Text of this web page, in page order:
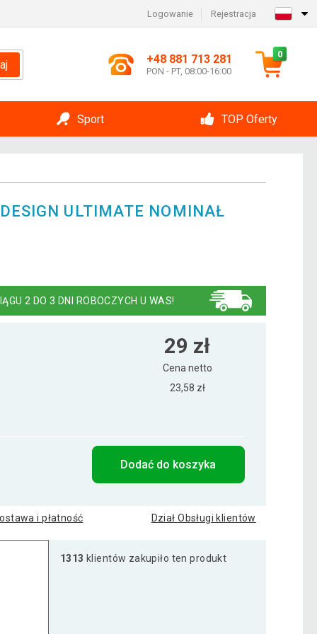
Logowanie Rejestracja
+48 881 713 281
PON - PT, 08:00-16:00
0
Sport TOP Oferty
ULTIMATE NOMINAŁ
2 DO 3 DNI ROBOCZYCH U WAS!
29 zł
Cena netto
23,58 zł
Dodać do koszyka
i płatność Dział Obsługi klientów
1313 klientów zakupiło ten produkt